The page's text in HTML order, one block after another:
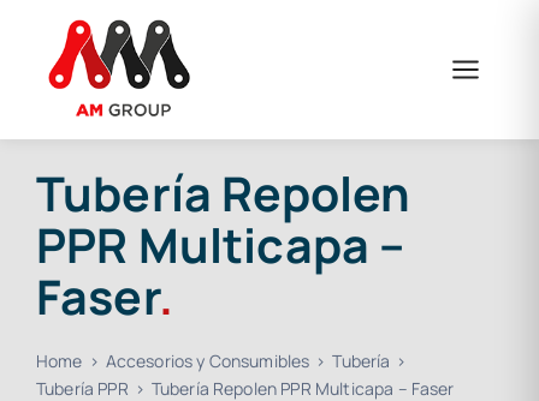
contenido
Tubería Repolen
PPR Multicapa –
Faser.
Home Accesorios y Consumibles
Tubería
Tubería PPR
Tubería Repolen PPR Multicapa – Faser